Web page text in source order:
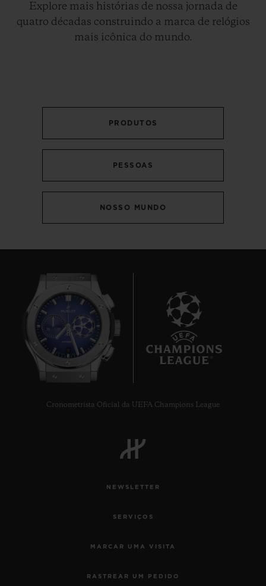
BIG BANG
MECA-10 BLACK MAGIC
45 MM
EUR 27,000
Explore mais histórias de nossa jornada de
quatro décadas construindo a marca de relógios
mais icônica do mundo.
PRODUTOS
PESSOAS
NOSSO MUNDO
Cronometrista Oficial da UEFA Champions League
NEWSLETTER
SERVIÇOS
MARCAR UMA VISITA
RASTREAR UM PEDIDO